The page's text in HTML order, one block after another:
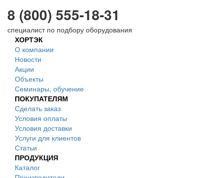
8 (800) 555-18-31
специалист по подбору оборудования
ХОРТЭК
О компании
Новости
Акции
Объекты
Семинары, обучение
ПОКУПАТЕЛЯМ
Сделать заказ
Условия оплаты
Условия доставки
Услуги для клиентов
Статьи
ПРОДУКЦИЯ
Каталог